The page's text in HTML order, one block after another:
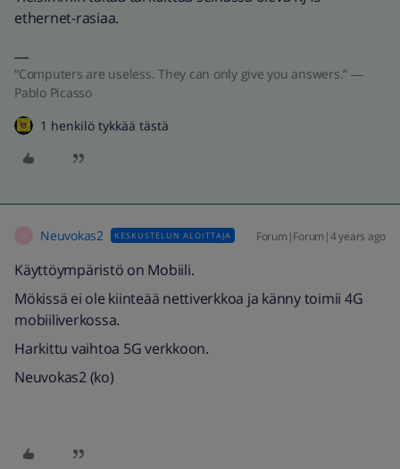
ethernet-rasiaa.
“Computers are useless. They can only give you answers.” ―
Pablo Picasso
1 henkilö tykkää tästä
Neuvokas2 KESKUSTELUN ALOITTAJA Forum|Forum|4 years ago
Käyttöympäristö on Mobiili.
Mökissä ei ole kiinteää nettiverkkoa ja känny toimii 4G
mobiiliverkossa.
Harkittu vaihtoa 5G verkkoon.
Neuvokas2 (ko)